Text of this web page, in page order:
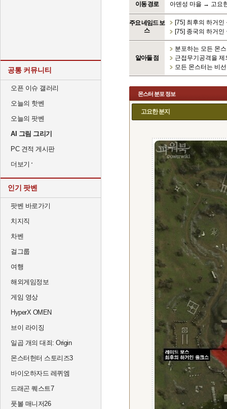
공통 커뮤니티
오픈 이슈 갤러리
오늘의 핫벤
오늘의 팟벤
AI 그림 그리기
PC 견적 게시판
더보기
인기 팟벤
팟벤 바로가기
치지직
차벤
걸그룹
여행
해외게임정보
게임 영상
HyperX OMEN
브이 라이징
일곱 개의 대죄: Origin
몬스터헌터 스토리즈3
바이오하자드 레퀴엠
드래곤 퀘스트7
풋볼 매니저26
이동 경로 아덴성 마을 → 고요
주요 네임드 보
스
[75] 최후의 하거인
[75] 종국의 하거인
알아둘 점
분포하는 모든 몬
근접무기공격을
모든 몬스터는 비
몬스터 분포 정보
고요한 분지